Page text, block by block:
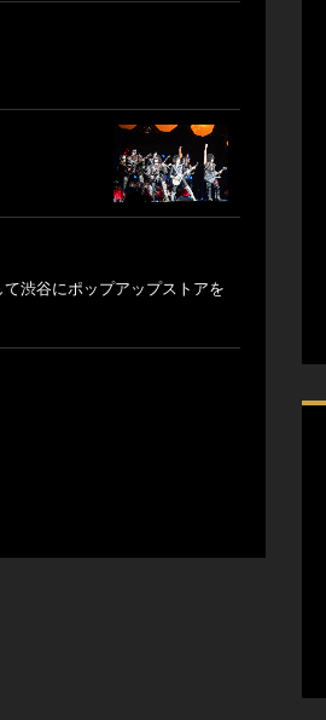
渋谷にポップアップストアを